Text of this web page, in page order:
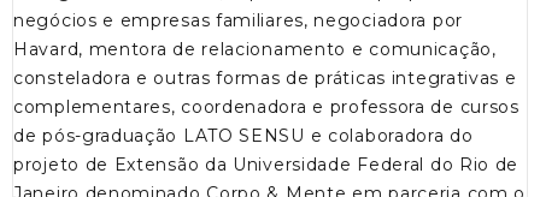
negócios e empresas familiares, negociadora por
Havard, mentora de relacionamento e comunicação,
consteladora e outras formas de práticas integrativas e
complementares, coordenadora e professora de cursos
de pós-graduação LATO SENSU e colaboradora do
projeto de Extensão da Universidade Federal do Rio de